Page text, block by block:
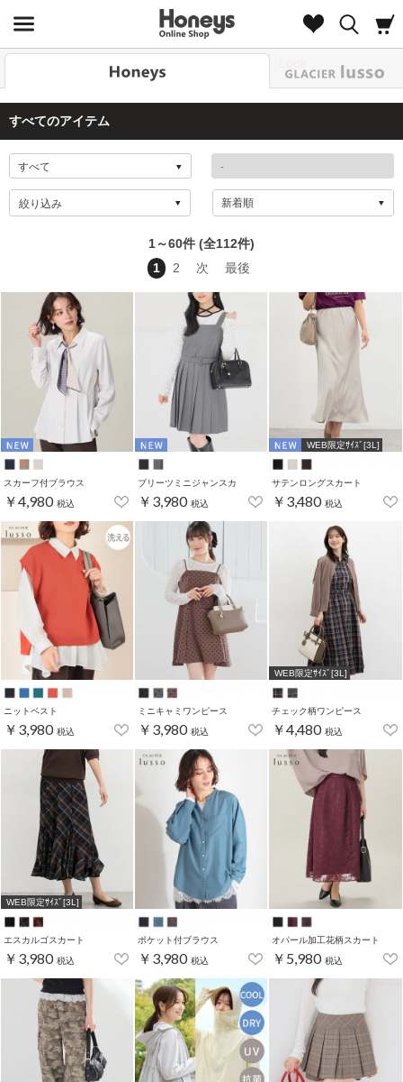
すべてのアイテム
絞り込み
1～60件 (全112件)
1
2 次 最後
スカーフ付ブラウス
￥4,980 税込
プリーツミニジャンスカ
￥3,980 税込
WEB限定ｻｲｽﾞ[3L]
サテンロングスカート
￥3,480 税込
ニットベスト
￥3,980 税込
ミニキャミワンピース
￥3,980 税込
WEB限定ｻｲｽﾞ[3L]
チェック柄ワンピース
￥4,480 税込
WEB限定ｻｲｽﾞ[3L]
エスカルゴスカート
￥3,980 税込
ポケット付ブラウス
￥3,980 税込
オパール加工花柄スカート
￥5,980 税込